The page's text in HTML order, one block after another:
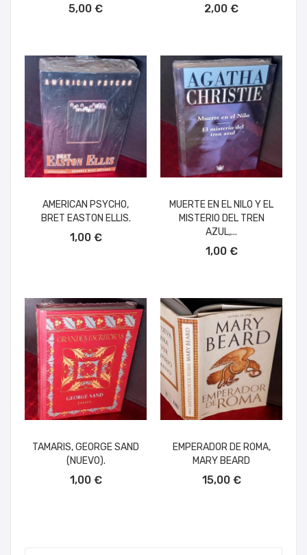
5,00 € 2,00 €
AMERICAN PSYCHO,
BRET EASTON ELLIS.
1,00 €
MUERTE EN EL NILO Y EL
MISTERIO DEL TREN
AZUL,...
1,00 €
TAMARIS, GEORGE SAND
(NUEVO).
1,00 €
EMPERADOR DE ROMA,
MARY BEARD
15,00 €